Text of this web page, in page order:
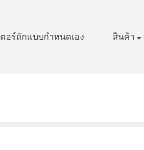
ตอร์ถักแบบกำหนดเอง สินค้า